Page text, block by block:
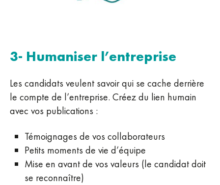
3- Humaniser l’entreprise
Les candidats veulent savoir qui se cache derrière
le compte de l’entreprise. Créez du lien humain
avec vos publications :
Témoignages de vos collaborateurs
Petits moments de vie d’équipe
Mise en avant de vos valeurs (le candidat doit
se reconnaître)